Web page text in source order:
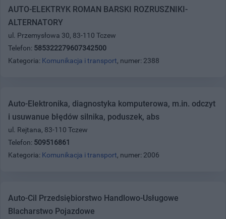
AUTO-ELEKTRYK ROMAN BARSKI ROZRUSZNIKI-
ALTERNATORY
ul. Przemysłowa 30, 83-110 Tczew
Telefon: 585322279607342500
Kategoria: Komunikacja i transport, numer: 2388
Auto-Elektronika, diagnostyka komputerowa, m.in. odczyt
i usuwanue błędów silnika, poduszek, abs
ul. Rejtana, 83-110 Tczew
Telefon: 509516861
Kategoria: Komunikacja i transport, numer: 2006
Auto-Cil Przedsiębiorstwo Handlowo-Usługowe
Blacharstwo Pojazdowe